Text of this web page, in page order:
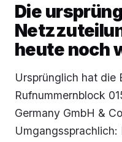
Die
heute noch
Ursprünglich hat die
Rufnummernblock
Germany GmbH &
Umgangssprachlich: